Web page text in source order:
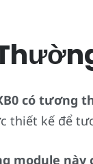
có
thiết kế để
module này